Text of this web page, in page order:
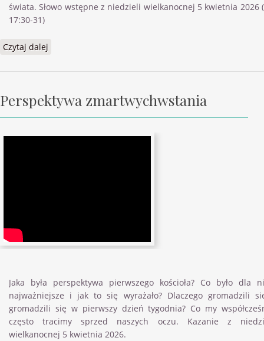
świata. Słowo wstępne z niedzieli wielkanocnej 5 kwietnia 2026
17:30-31)
Czytaj dalej
Perspektywa zmartwychwstania
Jaka była perspektywa pierwszego kościoła? Co było dla
najważniejsze i jak to się wyrażało? Dlaczego gromadzili
gromadzili się w pierwszy dzień tygodnia? Co my
często tracimy sprzed naszych oczu. Kazanie z
wielkanocnej 5 kwietnia 2026.